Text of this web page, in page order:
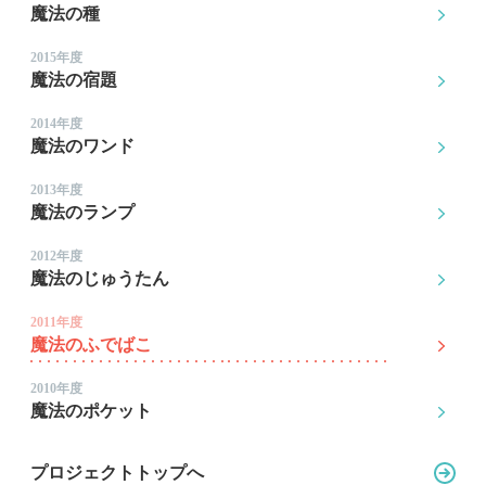
魔法の種
2015年度
魔法の宿題
2014年度
魔法のワンド
2013年度
魔法のランプ
2012年度
魔法のじゅうたん
2011年度
魔法のふでばこ
2010年度
魔法のポケット
プロジェクトトップへ